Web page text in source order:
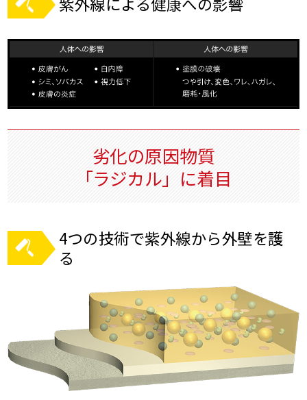
劣化の原因物質
「ラジカル」に着目
4つの技術で紫外線から外壁を護
る